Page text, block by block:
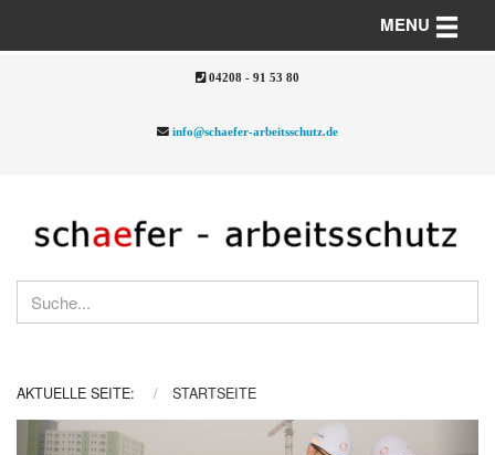
04208 - 91 53 80
info@schaefer-arbeitsschutz.de
MENU Toggle
AKTUELLE SEITE: STARTSEITE
Previous